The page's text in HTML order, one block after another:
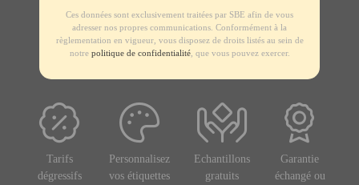
Ces données sont exclusivement traitées par SBE afin de vous
adresser nos propres communications. Conformément à la
règlementation en vigueur, vous disposez de droits listés au sein de
notre politique de confidentialité, que vous pouvez exercer.
Tarifs
dégressifs
Personnalisez
vos étiquettes
Echantillons
gratuits
Garantie
échangé ou